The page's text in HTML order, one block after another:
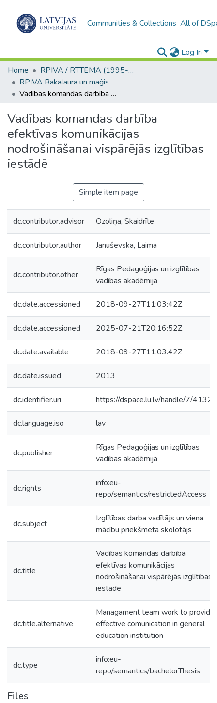
Communities & Collections All of
Log In
Home
RPIVA / RTTEMA (1995-2016)
RPIVA Bakalaura un maģistra darbi / RTTEMA Bachelor's and Master's theses (1995-2017)
Vadības komandas darbība efektīvas komunikācijas nodrošināšanai vispārējās izglītības iestādē
Vadības komandas darbība
efektīvas komunikācijas
nodrošināšanai vispārējās izglītības
iestādē
Simple item page
dc.contributor.advisor Ozoliņa, Skaidrīte
dc.contributor.author Januševska, Laima
dc.contributor.other
Rīgas Pedagoģijas un izglītības
vadības akadēmija
dc.date.accessioned 2018-09-27T11:03:42Z
dc.date.accessioned 2025-07-21T20:16:52Z
dc.date.available 2018-09-27T11:03:42Z
dc.date.issued 2013
dc.identifier.uri https://dspace.lu.lv/handle/7/41325
dc.language.iso lav
dc.publisher
Rīgas Pedagoģijas un izglītības
vadības akadēmija
dc.rights
info:eu-
repo/semantics/restrictedAccess
dc.subject
Izglītības darba vadītājs un viena
mācību priekšmeta skolotājs
dc.title
Vadības komandas darbība
efektīvas komunikācijas
nodrošināšanai vispārējās izglītības
iestādē
dc.title.alternative
Managament team work to provide
effective comunication in general
education institution
dc.type
info:eu-
repo/semantics/bachelorThesis
Files